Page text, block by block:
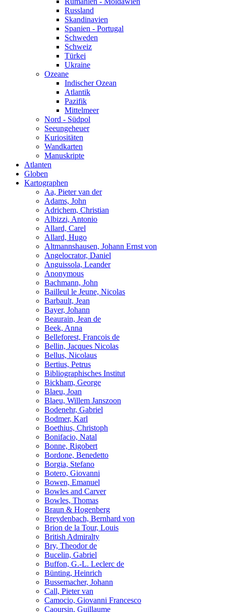
Russland
Skandinavien
Spanien - Portugal
Schweden
Schweiz
Türkei
Ukraine
Ozeane
Indischer Ozean
Atlantik
Pazifik
Mittelmeer
Nord - Südpol
Seeungeheuer
Kuriositäten
Wandkarten
Manuskripte
Atlanten
Globen
Kartographen
Aa, Pieter van der
Adams, John
Adrichem, Christian
Albizzi, Antonio
Allard, Carel
Allard, Hugo
Altmannshausen, Johann Ernst von
Angelocrator, Daniel
Anguissola, Leander
Anonymous
Bachmann, John
Bailleul le Jeune, Nicolas
Barbault, Jean
Bayer, Johann
Beaurain, Jean de
Beek, Anna
Belleforest, Francois de
Bellin, Jacques Nicolas
Bellus, Nicolaus
Bertius, Petrus
Bibliographisches Institut
Bickham, George
Blaeu, Joan
Blaeu, Willem Janszoon
Bodenehr, Gabriel
Bodmer, Karl
Boethius, Christoph
Bonifacio, Natal
Bonne, Rigobert
Bordone, Benedetto
Borgia, Stefano
Botero, Giovanni
Bowen, Emanuel
Bowles and Carver
Bowles, Thomas
Braun & Hogenberg
Breydenbach, Bernhard von
Brion de la Tour, Louis
British Admiralty
Bry, Theodor de
Bucelin, Gabriel
Buffon, G.-L. Leclerc de
Bünting, Heinrich
Bussemacher, Johann
Call, Pieter van
Camocio, Giovanni Francesco
Caoursin, Guillaume